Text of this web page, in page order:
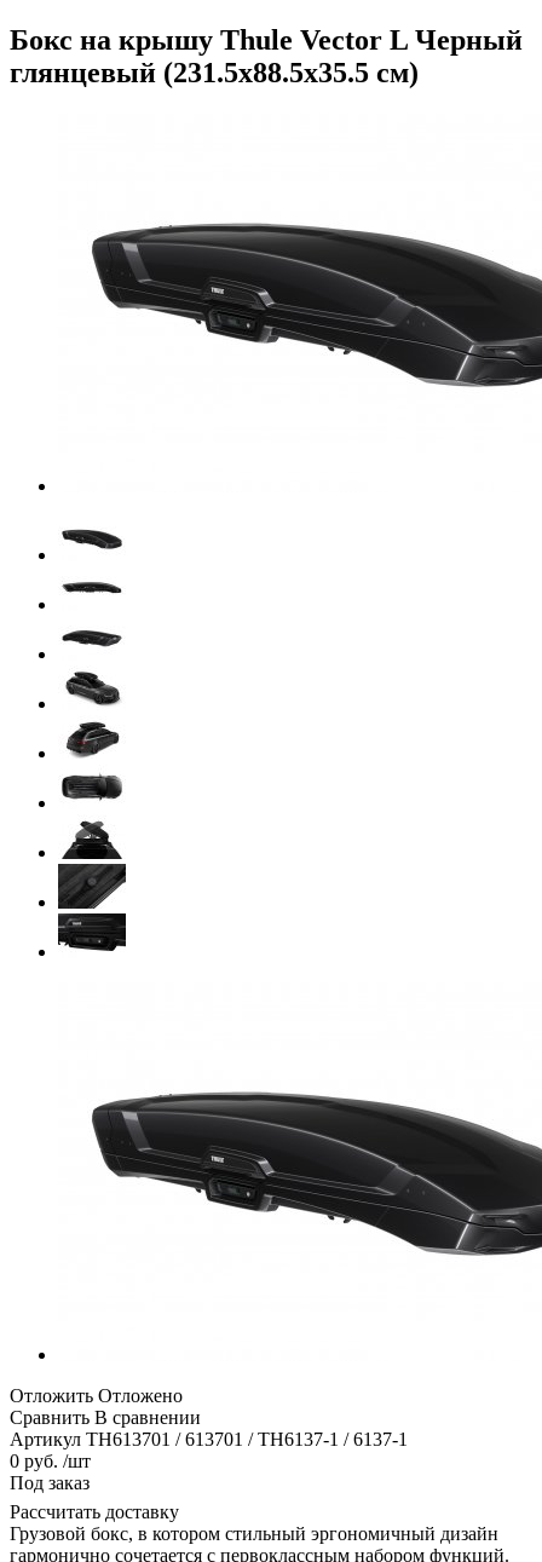
Бокс на крышу Thule Vector L Черный
глянцевый (231.5x88.5x35.5 см)
Отложить Отложено
Сравнить В сравнении
Артикул TH613701 / 613701 / TH6137-1 / 6137-1
0 руб. /шт
Под заказ
Рассчитать доставку
Грузовой бокс, в котором стильный эргономичный дизайн
гармонично сочетается с первоклассным набором функций.